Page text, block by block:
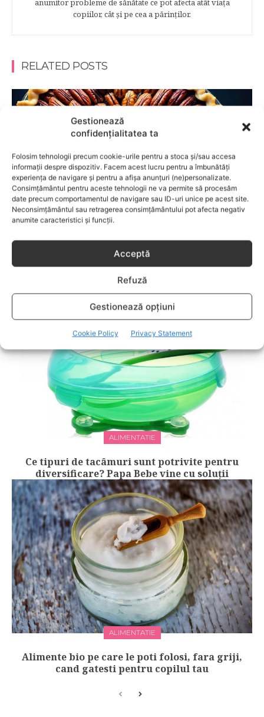
Gestionează
confidențialitatea ta
Folosim tehnologii precum cookie-urile pentru a stoca și/sau accesa
informații despre dispozitiv. Facem acest lucru pentru a îmbunătăți
experiența de navigare și pentru a afișa anunțuri (ne)personalizate.
Consimțământul pentru aceste tehnologii ne va permite să procesăm
date precum comportamentul de navigare sau ID-uri unice pe acest site.
Neconsimțământul sau retragerea consimțământului pot afecta negativ
anumite caracteristici și funcții.
Acceptă
Refuză
Gestionează opțiuni
Cookie Policy Privacy Statement
anumitor probleme de sănătate ce pot afecta atât viaţa
copiilor, cât şi pe cea a părinţilor.
RELATED POSTS
ALIMENTATIE
Ce beneficii aduc nucile pecan pentru inimă
și creier
ALIMENTATIE
Ce tipuri de tacâmuri sunt potrivite pentru
diversificare? Papa Bebe vine cu soluții
ALIMENTATIE
Alimente bio pe care le poti folosi, fara griji,
cand gatesti pentru copilul tau